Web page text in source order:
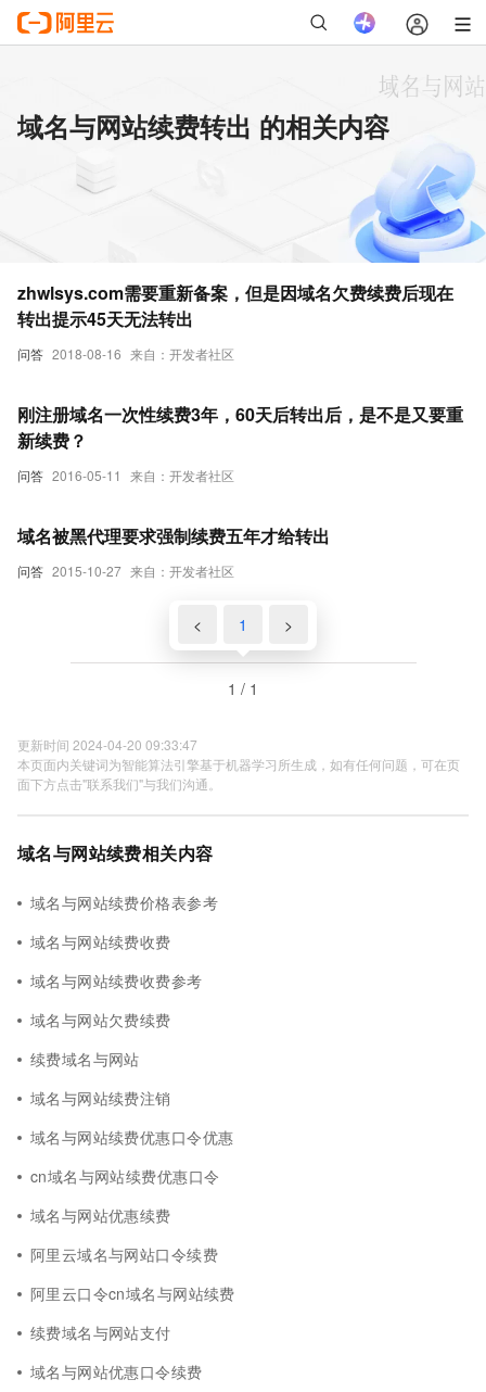
域名与网站续费转出 的相关内容
问答 2018-08-16 来自：开发者社区
zhwlsys.com需要重新备案，但是因域名欠费续费后现在
转出提示45天无法转出
问答 2016-05-11 来自：开发者社区
刚注册域名一次性续费3年，60天后转出后，是不是又要重
新续费？
问答 2015-10-27 来自：开发者社区
域名被黑代理要求强制续费五年才给转出
< 1 >
1 / 1
更新时间 2024-04-20 09:33:47
本页面内关键词为智能算法引擎基于机器学习所生成，如有任何问题，可在页
面下方点击"联系我们"与我们沟通。
域名与网站续费相关内容
域名与网站续费价格表参考
域名与网站续费收费
域名与网站续费收费参考
域名与网站欠费续费
续费域名与网站
域名与网站续费注销
域名与网站续费优惠口令优惠
cn域名与网站续费优惠口令
域名与网站优惠续费
阿里云域名与网站口令续费
阿里云口令cn域名与网站续费
续费域名与网站支付
域名与网站优惠口令续费